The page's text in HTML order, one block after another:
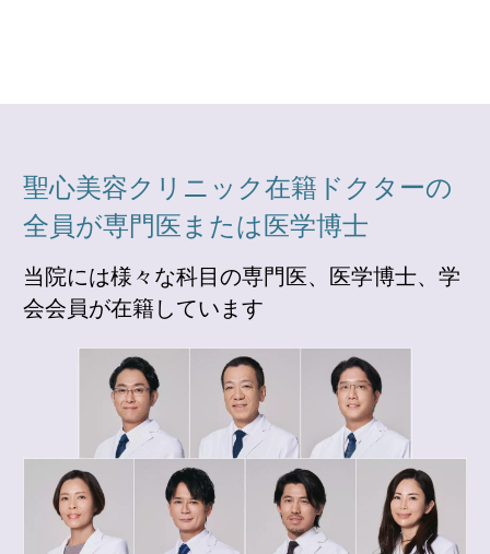
聖心美容クリニック在籍ドクターの
全員が専門医または医学博士
当院には様々な科目の専門医、医学博士、学
会会員が在籍しています